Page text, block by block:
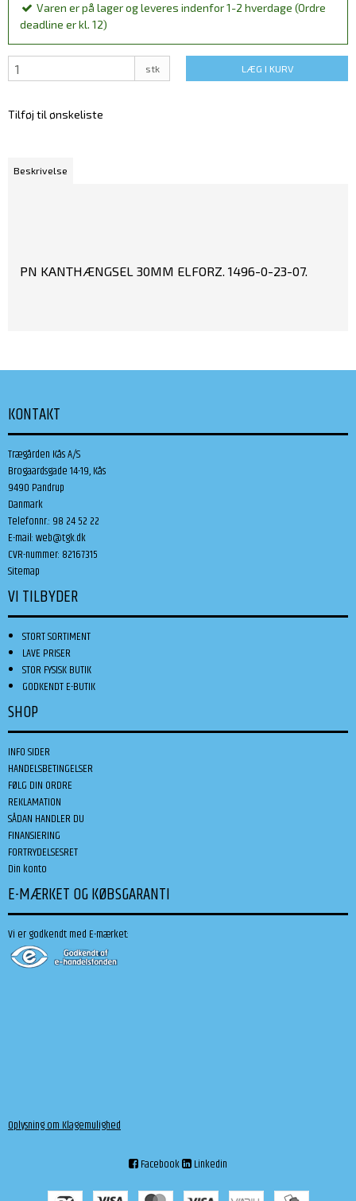
Varen er på lager og leveres indenfor 1-2 hverdage (Ordre
deadline er kl. 12)
stk LÆG I KURV
Tilføj til ønskeliste
Beskrivelse
PN KANTHÆNGSEL 30MM ELFORZ. 1496-0-23-07.
KONTAKT
Trægården Kås A/S
Brogaardsgade 14-19, Kås
9490 Pandrup
Danmark
Telefonnr.: 98 24 52 22
E-mail:web@tgk.dk
CVR-nummer: 82167315
Sitemap
VI TILBYDER
STORT SORTIMENT
LAVE PRISER
STOR FYSISK BUTIK
GODKENDT E-BUTIK
SHOP
INFO SIDER
HANDELSBETINGELSER
FØLG DIN ORDRE
REKLAMATION
SÅDAN HANDLER DU
FINANSIERING
FORTRYDELSESRET
Din konto
E-MÆRKET OG KØBSGARANTI
Vi er godkendt med E-mærket:
Oplysning om Klagemulighed
Facebook Linkedin